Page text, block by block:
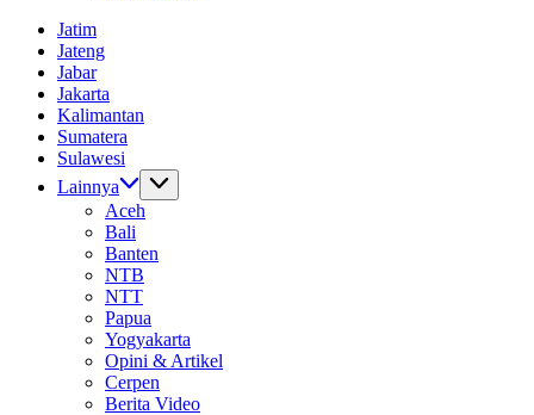
Jatim
Jateng
Jabar
Jakarta
Kalimantan
Sumatera
Sulawesi
Lainnya
Aceh
Bali
Banten
NTB
NTT
Papua
Yogyakarta
Opini & Artikel
Cerpen
Berita Video